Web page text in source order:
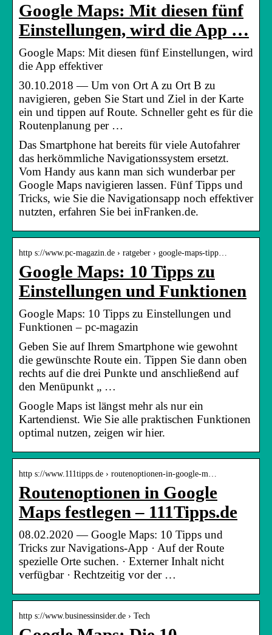
Google Maps: Mit diesen fünf
Einstellungen, wird die App …
Google Maps: Mit diesen fünf Einstellungen, wird
die App effektiver
30.10.2018 — Um von Ort A zu Ort B zu
navigieren, geben Sie Start und Ziel in der Karte
ein und tippen auf Route. Schneller geht es für die
Routenplanung per …
Das Smartphone hat bereits für viele Autofahrer
das herkömmliche Navigationssystem ersetzt.
Vom Handy aus kann man sich wunderbar per
Google Maps navigieren lassen. Fünf Tipps und
Tricks, wie Sie die Navigationsapp noch effektiver
nutzten, erfahren Sie bei inFranken.de.
http s://www.pc-magazin.de › ratgeber › google-maps-tipp…
Google Maps: 10 Tipps zu
Einstellungen und Funktionen
Google Maps: 10 Tipps zu Einstellungen und
Funktionen – pc-magazin
Geben Sie auf Ihrem Smartphone wie gewohnt
die gewünschte Route ein. Tippen Sie dann oben
rechts auf die drei Punkte und anschließend auf
den Menüpunkt „ …
Google Maps ist längst mehr als nur ein
Kartendienst. Wie Sie alle praktischen Funktionen
optimal nutzen, zeigen wir hier.
http s://www.111tipps.de › routenoptionen-in-google-m…
Routenoptionen in Google
Maps festlegen – 111Tipps.de
08.02.2020 — Google Maps: 10 Tipps und
Tricks zur Navigations-App · Auf der Route
spezielle Orte suchen. · Externer Inhalt nicht
verfügbar · Rechtzeitig vor der …
http s://www.businessinsider.de › Tech